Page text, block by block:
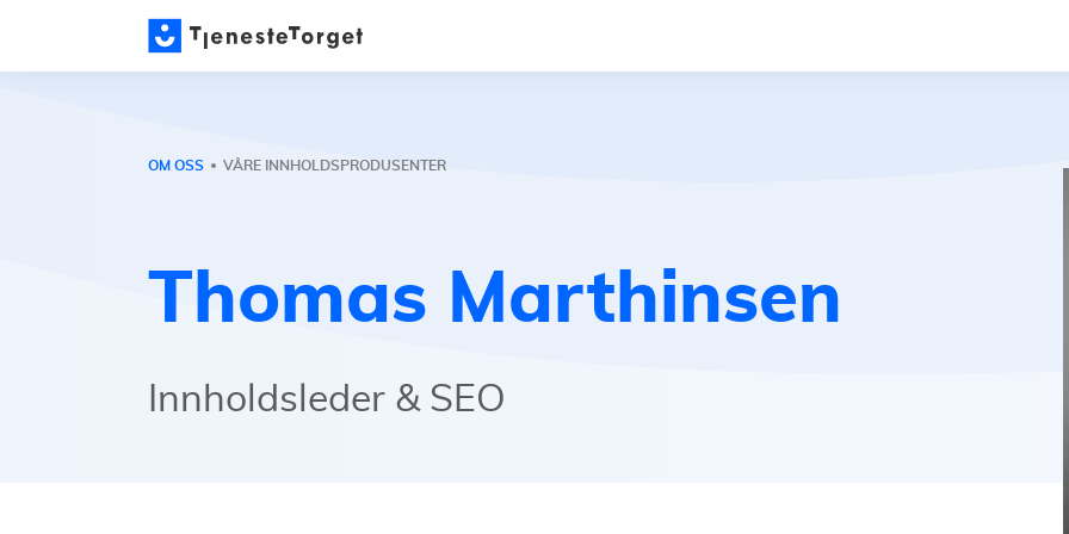
OM OSS VÅRE INNHOLDSPRODUSENTER
Thomas Marthinsen
Innholdsleder & SEO